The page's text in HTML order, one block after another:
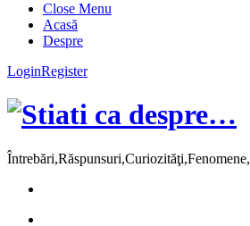
Close Menu
Acasă
Despre
LoginRegister